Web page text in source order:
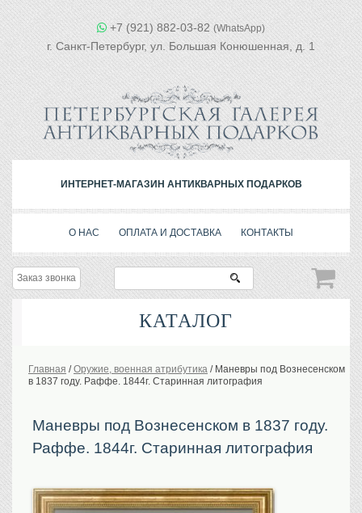
+7 (921) 882-03-82 (WhatsApp)
г. Санкт-Петербург, ул. Большая Конюшенная, д. 1
ИНТЕРНЕТ-МАГАЗИН АНТИКВАРНЫХ ПОДАРКОВ
О НАС ОПЛАТА И ДОСТАВКА КОНТАКТЫ
Заказ звонка
КАТАЛОГ
История Российской империи. Обычаи
Предметы VIP
Портреты царской семьи
Москва
Главная /Оружие, военная атрибутика / Маневры под Вознесенском
в 1837 году. Раффе. 1844г. Старинная литография
Маневры под Вознесенском в 1837 году.
Раффе. 1844г. Старинная литография